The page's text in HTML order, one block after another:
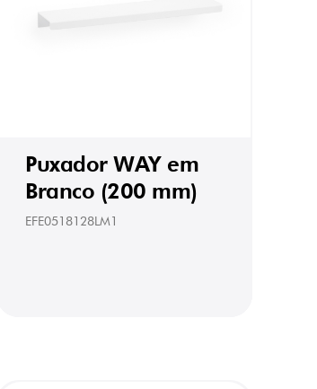
Puxador WAY em
Branco (200 mm)
EFE0518128LM1